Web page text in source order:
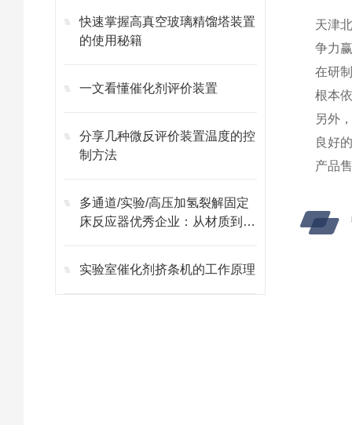
快速掌握高真空玻璃精馏塔装置
的使用秘籍
一文看懂催化剂评价装置
分享几种微反评价装置温度的控
制方法
多通道/实验/高压加氢裂解固定
床反应器优秀企业：从材质到控
实验室催化剂挤条机的工作原理
天津
争力
在研
根本
另外
良好
产品